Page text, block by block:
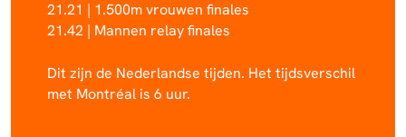
21.21 | 1.500m vrouwen finales
21.42 | Mannen relay finales
Dit zijn de Nederlandse tijden. Het tijdsverschil
met Montréal is 6 uur.